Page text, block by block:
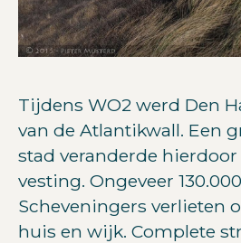
Tijdens WO2 werd Den
van de Atlantikwall. Een
stad veranderde
vesting. Ongeveer
Scheveningers verlieten
huis en wijk. Complete